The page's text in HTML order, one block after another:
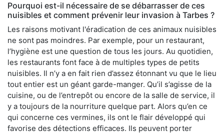
Pourquoi est-il nécessaire de se débarrasser de ces
nuisibles et comment prévenir leur invasion à Tarbes ?
Les raisons motivant l'éradication de ces animaux nuisibles
ne sont pas moindres. Par exemple, pour un restaurant,
l’hygiène est une question de tous les jours. Au quotidien,
les restaurants font face à de multiples types de petits
nuisibles. Il n’y a en fait rien d’assez étonnant vu que le lieu
tout entier est un géant garde-manger. Qu’il s’agisse de la
cuisine, ou de l’entrepôt ou encore de la salle de service, il
y a toujours de la nourriture quelque part. Alors qu’en ce
qui concerne ces vermines, ils ont le flair développé qui
favorise des détections efficaces. Ils peuvent porter